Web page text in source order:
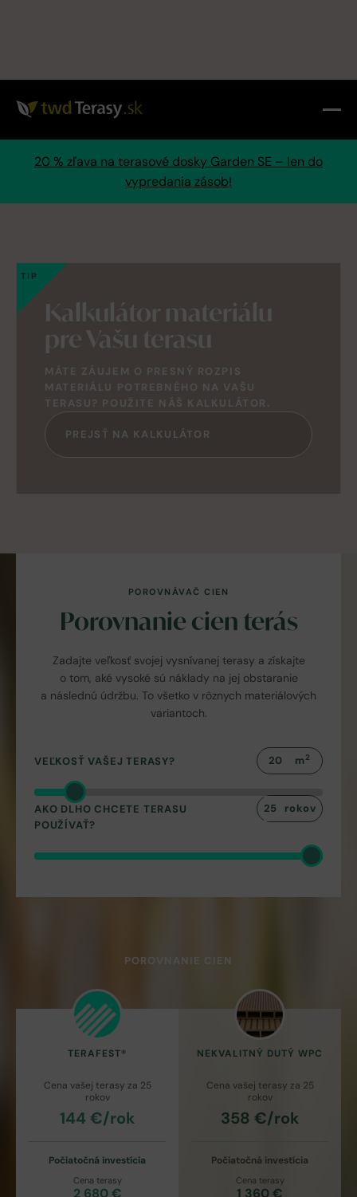
20 % zľava na terasové dosky Garden SE – len do
vypredania zásob!
TIP
Kalkulátor materiálu
pre Vašu terasu
MÁTE ZÁUJEM O PRESNÝ ROZPIS
MATERIÁLU POTREBNÉHO NA VAŠU
TERASU? POUŽITE NÁŠ KALKULÁTOR.
PREJSŤ NA KALKULÁTOR
POROVNÁVAČ CIEN
Porovnanie cien terás
Zadajte veľkosť svojej vysnívanej terasy a získajte
o tom, aké vysoké sú náklady na jej obstaranie
a následnú údržbu. To všetko v rôznych materiálových
variantoch.
VEĽKOSŤ VAŠEJ TERASY? m2
AKO DLHO CHCETE TERASU
POUŽÍVAŤ?
rokov
POROVNANIE CIEN
TERAFEST®
Cena vašej terasy za 25
rokov
144 €/rok
Počiatočná investícia
Cena terasy
2 680€
NEKVALITNÝ DUTÝ WPC
Cena vašej terasy za 25
rokov
358 €/rok
Počiatočná investícia
Cena terasy
1 360€